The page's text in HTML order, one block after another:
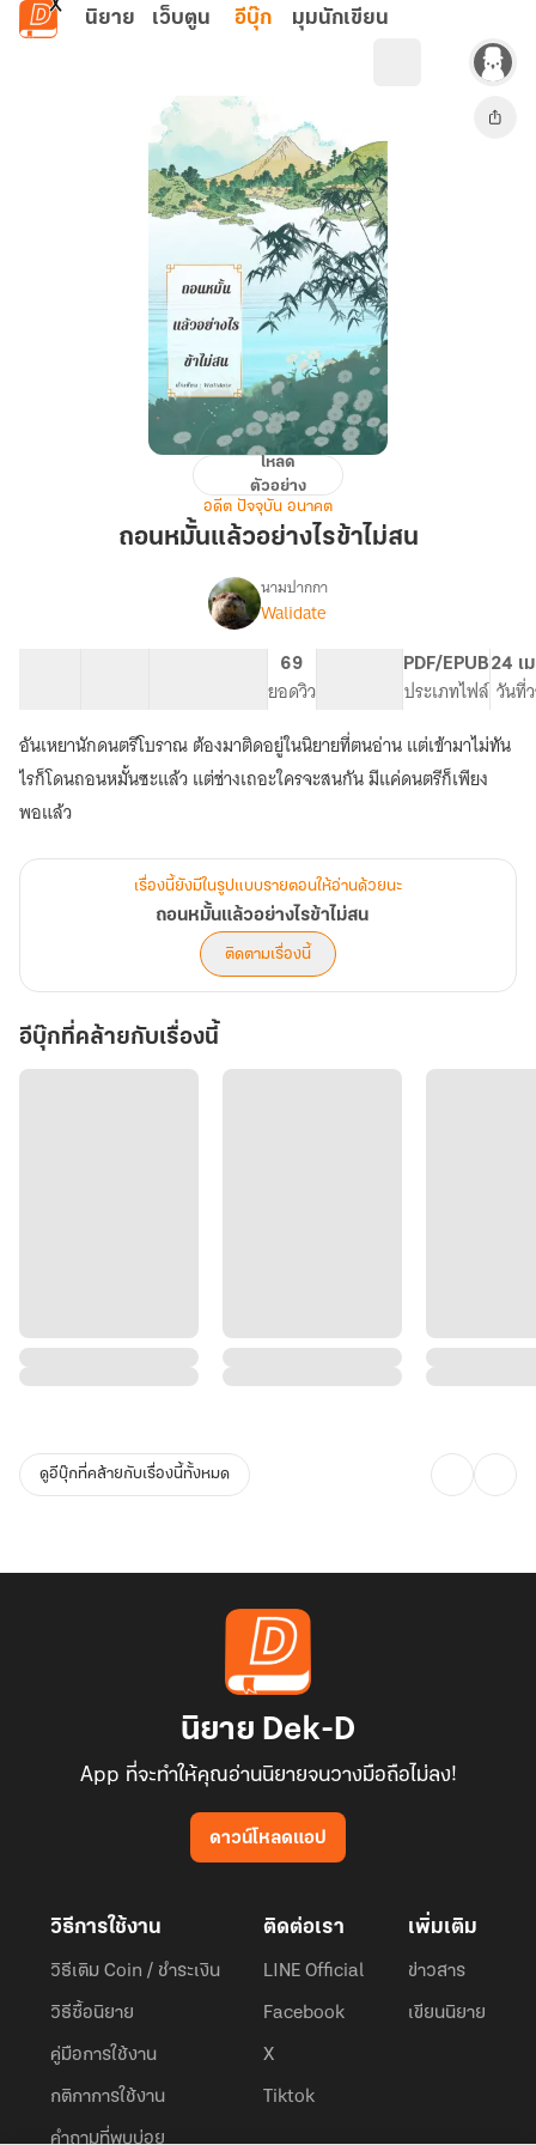
ข้ามไปยังเนื้อหาหลัก
นิยาย เว็บตูน อีบุ๊ก มุมนักเขียน
แล้ว
โหลด
ตัวอย่าง
อดีต ปัจจุบัน อนาคต
ถอนหมั้นแล้วอย่างไรข้าไม่สน
เรื่อง
หมั้น
แล้ว
อย่างไร
ข้า
ไม่
สน
นามปากกา
Walidate
69
ยอดวิว
PDF/EPUB
ประเภทไฟล์
24 เ
วันที่
อันเหยานักดนตรีโบราณ ต้องมาติดอยู่ในนิยายที่ตนอ่าน แต่เข้ามาไม่ทัน
ไรก็โดนถอนหมั้นซะแล้ว แต่ช่างเถอะใครจะสนกัน มีแค่ดนตรีก็เพียง
พอแล้ว
เรื่องนี้ยังมีในรูปแบบรายตอนให้อ่านด้วยนะ
ถอนหมั้นแล้วอย่างไรข้าไม่สน
ติดตามเรื่องนี้
อีบุ๊กที่คล้ายกับเรื่องนี้
ดูอีบุ๊กที่คล้ายกับเรื่องนี้ทั้งหมด
นิยาย Dek-D
App ที่จะทำให้คุณอ่านนิยายจนวางมือถือไม่ลง!
ดาวน์โหลดแอป
วิธีการใช้งาน
วิธีเติม Coin / ชำระเงิน
วิธีซื้อนิยาย
คู่มือการใช้งาน
กติกาการใช้งาน
คำถามที่พบบ่อย
ติดต่อเรา
LINE Official
Facebook
X
Tiktok
เพิ่มเติม
ข่าวสาร
เขียนนิยาย